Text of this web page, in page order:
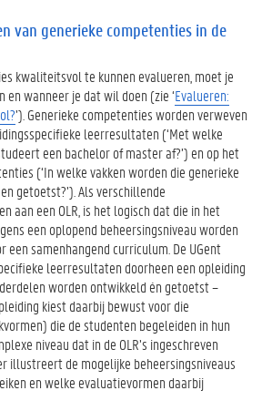
van generieke competenties in de
kwaliteitsvol te kunnen evalueren, moet je
wanneer je dat wil doen (zie ‘Evalueren:
’). Generieke competenties worden verweven
leerresultaten (‘Met welke
een bachelor of master af?’) en op het
(‘In welke vakken worden die generieke
getoetst?’). Als verschillende
aan een OLR, is het logisch dat die in het
een oplopend beheersingsniveau worden
een samenhangend curriculum. De UGent
leerresultaten doorheen een opleiding
worden ontwikkeld én getoetst –
kiest daarbij bewust voor die
die de studenten begeleiden in hun
niveau dat in de OLR’s ingeschreven
illustreert de mogelijke beheersingsniveaus
en welke evaluatievormen daarbij